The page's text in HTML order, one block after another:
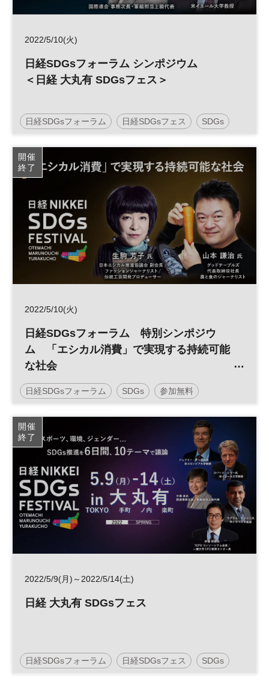
2022/5/10(火)
日経SDGsフォーラム シンポジウム
＜日経 大丸有 SDGsフェス＞
日経SDGsフォーラム 日経SDGsフェス SDGs
参加無料
開催
終了
2022/5/10(火)
日経SDGsフォーラム 特別シンポジウ
ム 「エシカル消費」で実現する持続可能
な社会
＜日経 大丸有 SDGsフェス＞
日経SDGsフォーラム SDGs 参加無料
開催
終了
2022/5/9(月)～2022/5/14(土)
日経 大丸有 SDGsフェス
日経SDGsフォーラム 日経SDGsフェス SDGs